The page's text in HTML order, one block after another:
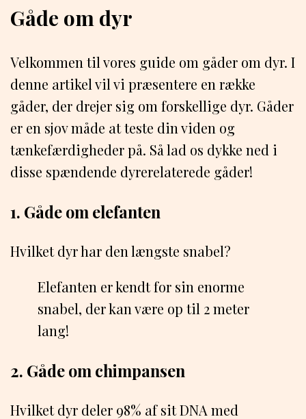
Gåde om dyr
Velkommen til vores guide om gåder om dyr. I
denne artikel vil vi præsentere en række
gåder, der drejer sig om forskellige dyr. Gåder
er en sjov måde at teste din viden og
tænkefærdigheder på. Så lad os dykke ned i
disse spændende dyrerelaterede gåder!
1. Gåde om elefanten
Hvilket dyr har den længste snabel?
Elefanten er kendt for sin enorme
snabel, der kan være op til 2 meter
lang!
2. Gåde om chimpansen
Hvilket dyr deler 98% af sit DNA med